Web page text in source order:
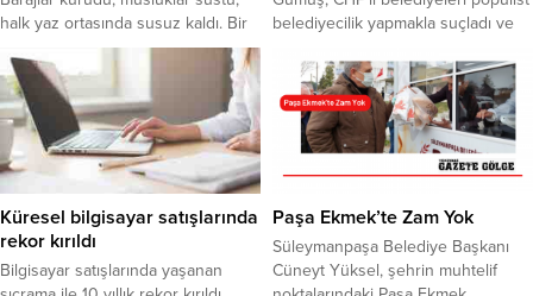
halk yaz ortasında susuz kaldı. Bir
haftadır suyu kesik olan tatil
beldesi Kumbağ’da muhtar, taşıma
suyuyla ihtiyaçlarını karşılamaya
çalıştıklarını belirtirken, Barbaros
Mahallesi muhtarı ise kovaları,
bidonları su ile doldurduklarını
söyledi. Tekirdağ’da beklenen su
krizi, artık kapıda olmaktan çıkıp
günlük hayatın bir parçası haline
geldi. Süleymanpaşa ilçesinin...
belediyecilik yapmakla suçladı ve
Belediye Başkanı Candan
Yüceer’in ucuz ulaşım, indirimli su
gibi vaatlerini de yerine
getirmediğini kaydetti. AK Parti
Tekirdağ İl Danışma Toplantısı,
gerçekleşti. Tekirdağ’da 12
belediyeden 2 ilçe belediyesini
kazanan AK Parti,...
Küresel bilgisayar satışlarında
rekor kırıldı
Bilgisayar satışlarında yaşanan
Paşa Ekmek’te Zam Yok
Süleymanpaşa Belediye Başkanı
Cüneyt Yüksel, şehrin muhtelif